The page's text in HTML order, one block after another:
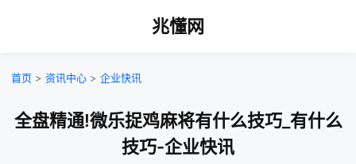
兆懂网
首页 > 资讯中心 > 企业快讯
全盘精通!微乐捉鸡麻将有什么技巧_有什么
技巧-企业快讯